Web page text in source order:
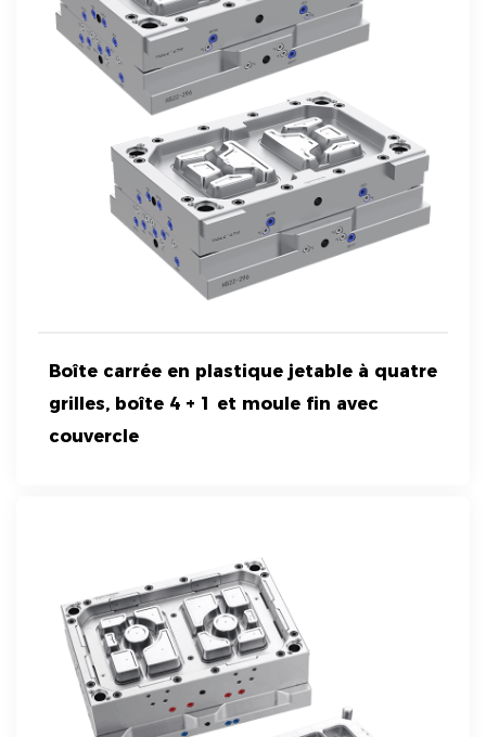
Boîte carrée en plastique jetable à quatre
grilles, boîte 4 + 1 et moule fin avec
couvercle